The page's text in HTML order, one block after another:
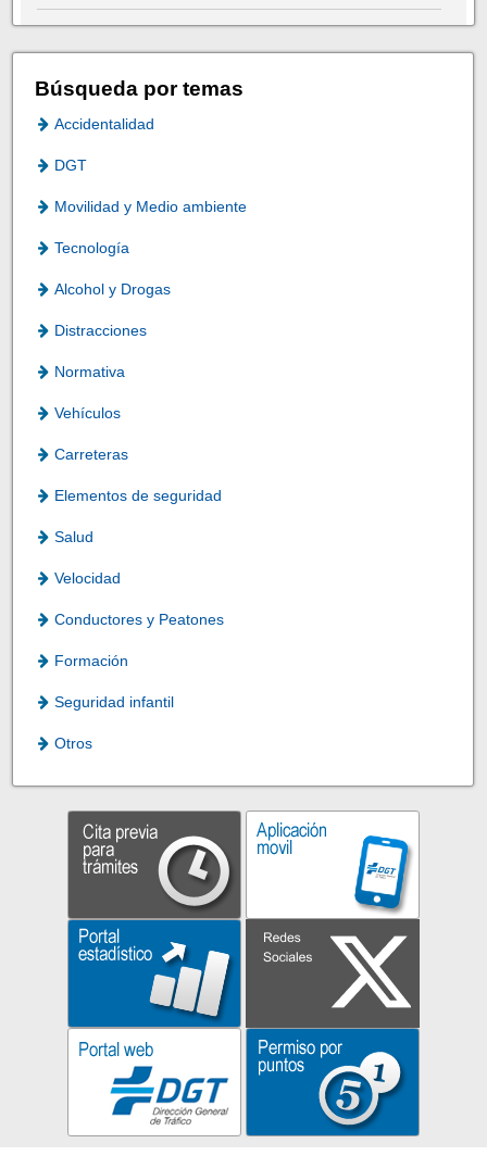
Búsqueda por temas
Accidentalidad
DGT
Movilidad y Medio ambiente
Tecnología
Alcohol y Drogas
Distracciones
Normativa
Vehículos
Carreteras
Elementos de seguridad
Salud
Velocidad
Conductores y Peatones
Formación
Seguridad infantil
Otros